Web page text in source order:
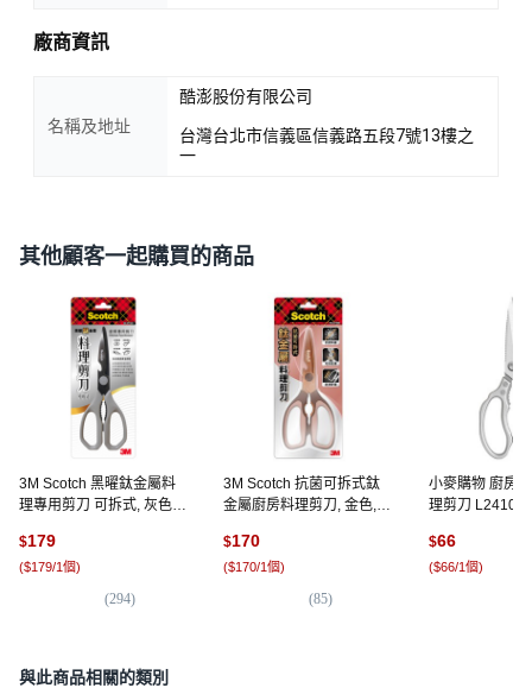
廠商資訊
名稱及地址
酷澎股份有限公司
台灣台北市信義區信義路五段7號13樓之
一
其他顧客一起購買的商品
3M Scotch 黑曜鈦金屬料
理專用剪刀 可拆式, 灰色, 1
$179
($179/1個)
(294)
3M Scotch 抗菌可拆式鈦
金屬廚房料理剪刀, 金色, 1
$170
($170/1個)
(85)
小麥購物 廚房
理剪刀 L2410,
$66
($66/1個)
與此商品相關的類別